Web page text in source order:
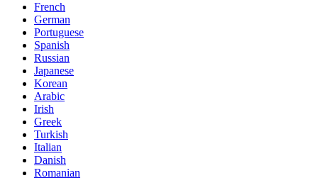
French
German
Portuguese
Spanish
Russian
Japanese
Korean
Arabic
Irish
Greek
Turkish
Italian
Danish
Romanian